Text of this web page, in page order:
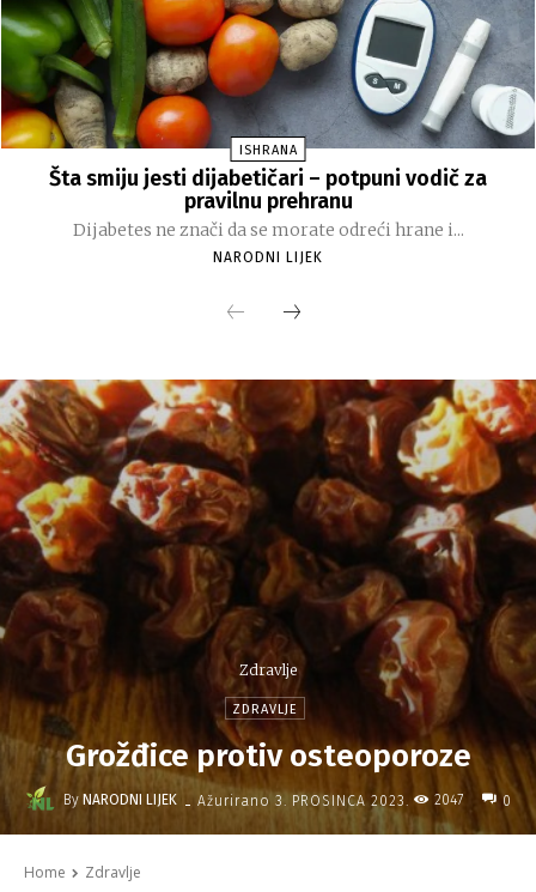
ISHRANA
Šta smiju jesti dijabetičari – potpuni vodič za
pravilnu prehranu
Dijabetes ne znači da se morate odreći hrane i...
NARODNI LIJEK